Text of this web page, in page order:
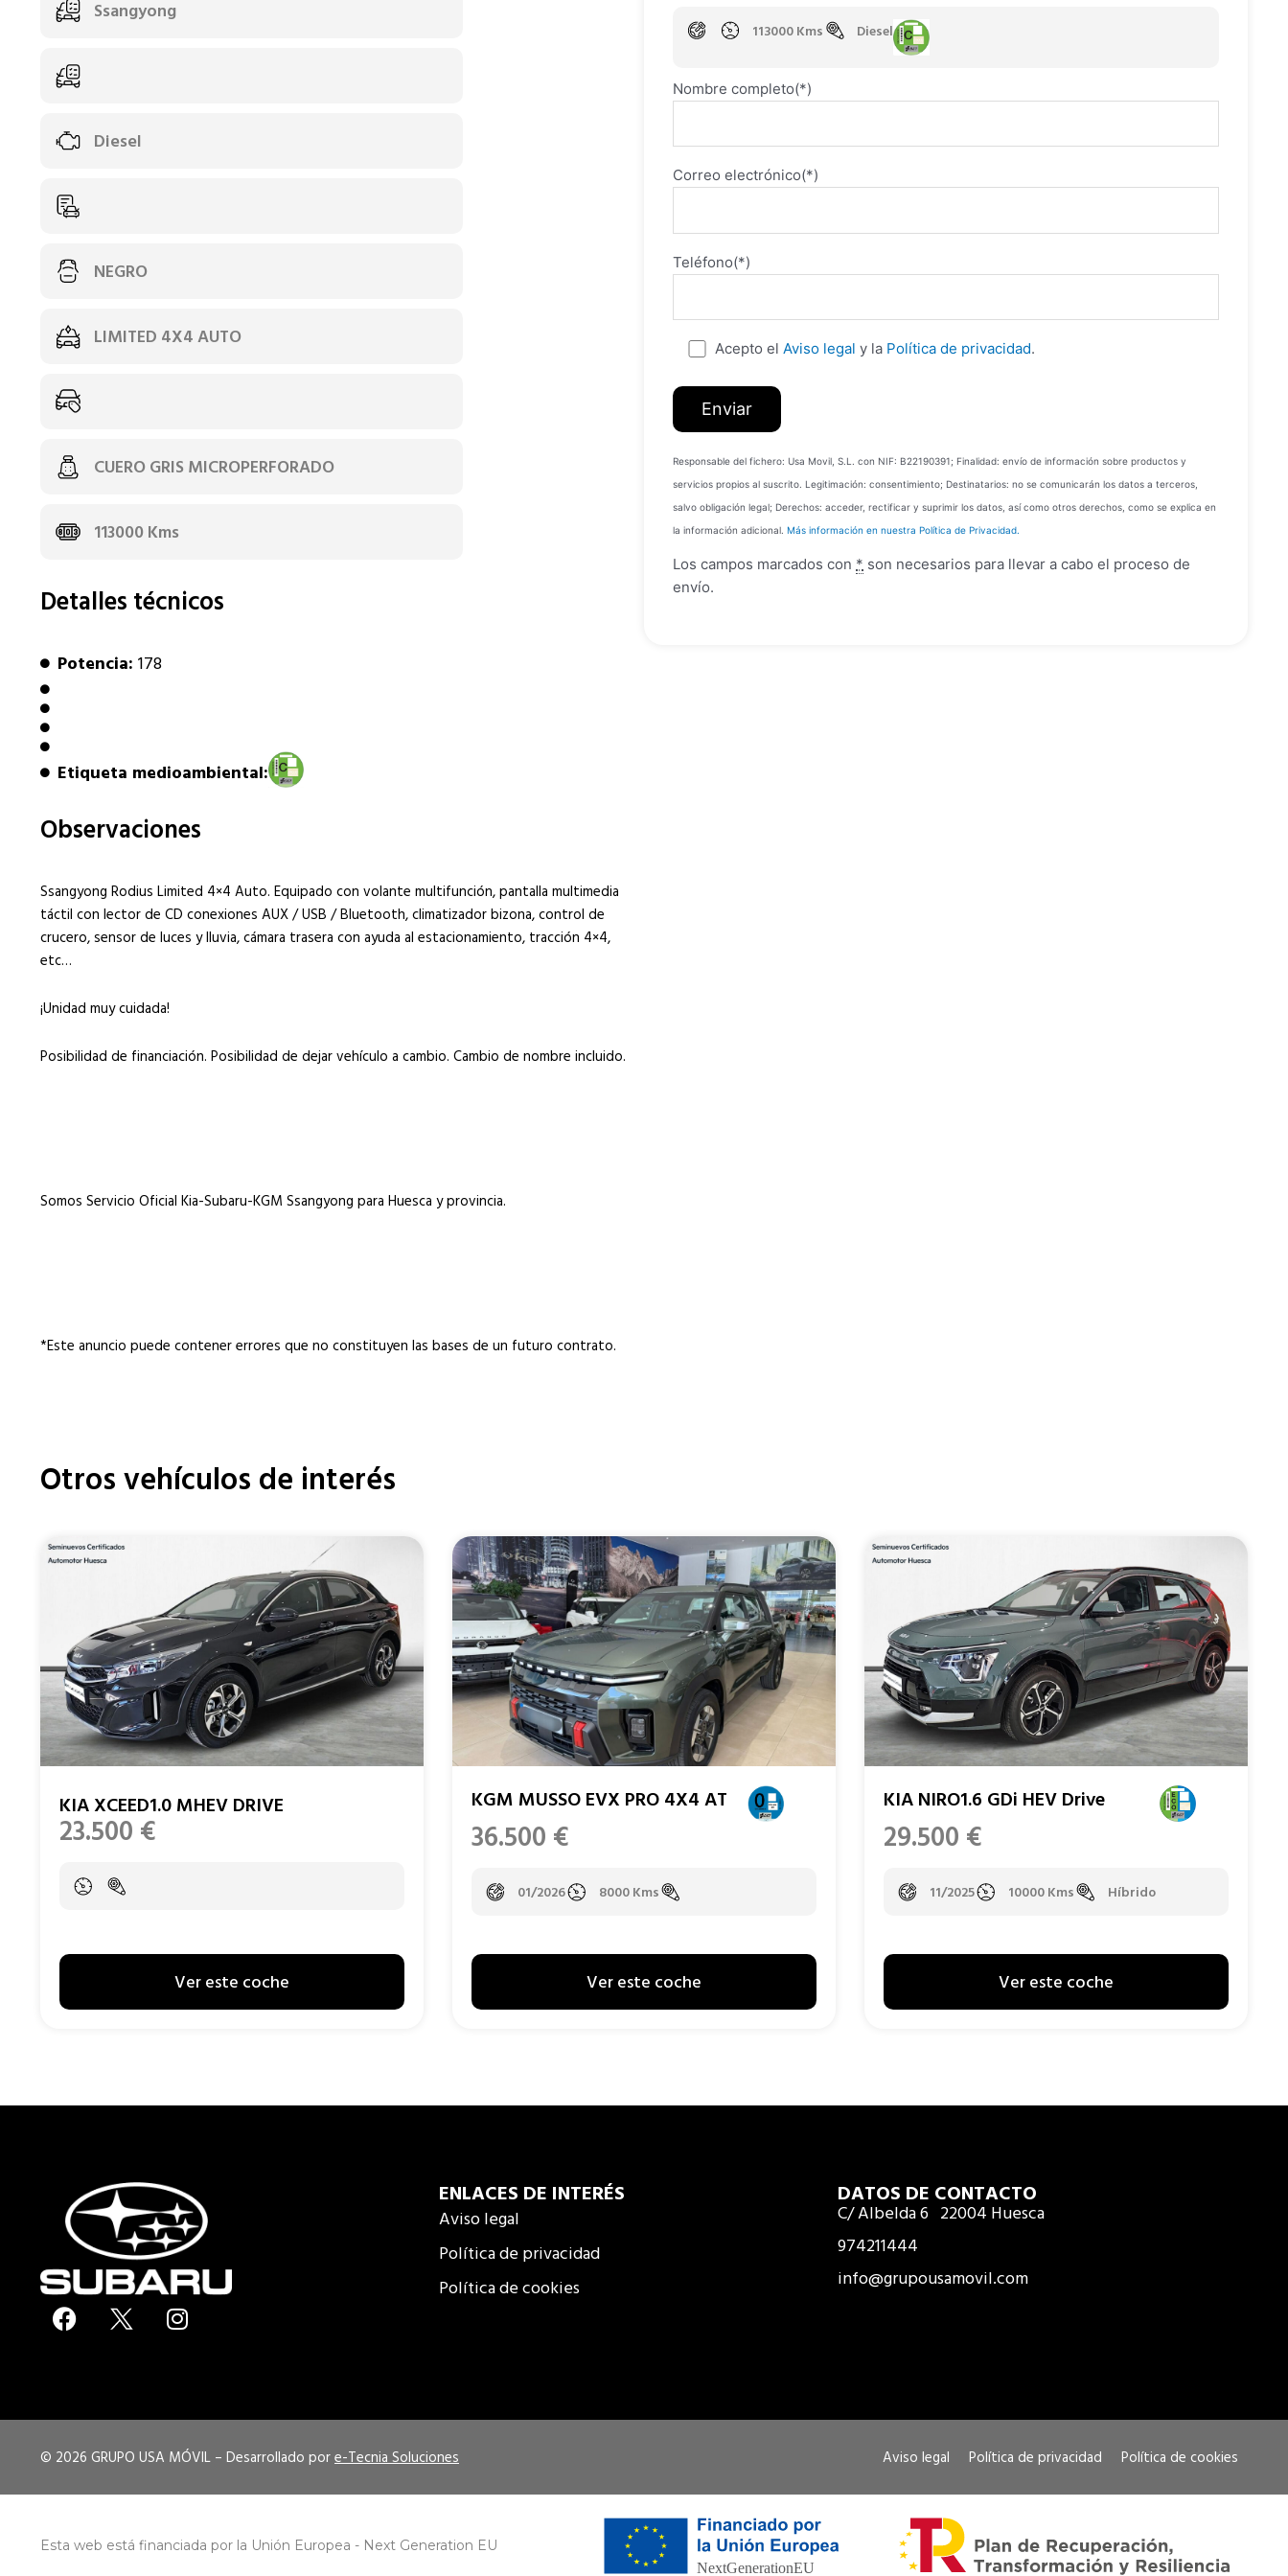
Ssangyong
Diesel
NEGRO
LIMITED 4X4 AUTO
CUERO GRIS MICROPERFORADO
113000 Kms
Detalles técnicos
Potencia: 178
Etiqueta medioambiental:
Observaciones
Ssangyong Rodius Limited 4×4 Auto. Equipado con volante multifunción, pantalla multimedia
táctil con lector de CD conexiones AUX / USB / Bluetooth, climatizador bizona, control de
crucero, sensor de luces y lluvia, cámara trasera con ayuda al estacionamiento, tracción 4×4,
etc…
¡Unidad muy cuidada!
Posibilidad de financiación. Posibilidad de dejar vehículo a cambio. Cambio de nombre incluido.
Somos Servicio Oficial Kia-Subaru-KGM Ssangyong para Huesca y provincia.
*Este anuncio puede contener errores que no constituyen las bases de un futuro contrato.
113000 Kms Diesel
Nombre completo(*)
Correo electrónico(*)
Teléfono(*)
Acepto el Aviso legal y la Política de privacidad.
Responsable del fichero: Usa Movil, S.L. con NIF: B22190391; Finalidad: envío de información sobre productos y
servicios propios al suscrito. Legitimación: consentimiento; Destinatarios: no se comunicarán los datos a terceros,
salvo obligación legal; Derechos: acceder, rectificar y suprimir los datos, así como otros derechos, como se explica en
la información adicional. Más información en nuestra Política de Privacidad.
Los campos marcados con * son necesarios para llevar a cabo el proceso de
envío.
Otros vehículos de interés
KIA XCEED1.0 MHEV DRIVE
23.500 €
Ver este coche
KGM MUSSO EVX PRO 4X4 AT
36.500 €
01/2026 8000 Kms
Ver este coche
KIA NIRO1.6 GDi HEV Drive
29.500 €
11/2025 10000 Kms Híbrido
Ver este coche
F
a
o
o
I
n
g
r
m
ENLACES DE INTERÉS
Aviso legal
Política de privacidad
Política de cookies
DATOS DE CONTACTO
C/ Albelda 6 22004 Huesca
974211444
info@grupousamovil.com
© 2026 GRUPO USA MÓVIL – Desarrollado pore-Tecnia Soluciones Aviso legal Política de privacidad Política de cookies
Esta web está financiada por la Unión Europea - Next Generation EU